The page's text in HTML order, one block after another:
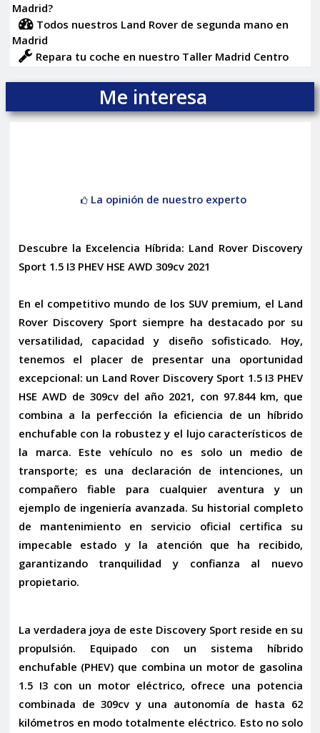
Madrid?
Todos nuestros Land Rover de segunda mano en
Madrid
Repara tu coche en nuestro Taller Madrid Centro
Me interesa
La opinión de nuestro experto
Descubre la Excelencia Híbrida: Land Rover Discovery
Sport 1.5 I3 PHEV HSE AWD 309cv 2021
En el competitivo mundo de los SUV premium, el Land
Rover Discovery Sport siempre ha destacado por su
versatilidad, capacidad y diseño sofisticado. Hoy,
tenemos el placer de presentar una oportunidad
excepcional: un Land Rover Discovery Sport 1.5 I3 PHEV
HSE AWD de 309cv del año 2021, con 97.844 km, que
combina a la perfección la eficiencia de un híbrido
enchufable con la robustez y el lujo característicos de
la marca. Este vehículo no es solo un medio de
transporte; es una declaración de intenciones, un
compañero fiable para cualquier aventura y un
ejemplo de ingeniería avanzada. Su historial completo
de mantenimiento en servicio oficial certifica su
impecable estado y la atención que ha recibido,
garantizando tranquilidad y confianza al nuevo
propietario.
La verdadera joya de este Discovery Sport reside en su
propulsión. Equipado con un sistema híbrido
enchufable (PHEV) que combina un motor de gasolina
1.5 I3 con un motor eléctrico, ofrece una potencia
combinada de 309cv y una autonomía de hasta 62
kilómetros en modo totalmente eléctrico. Esto no solo